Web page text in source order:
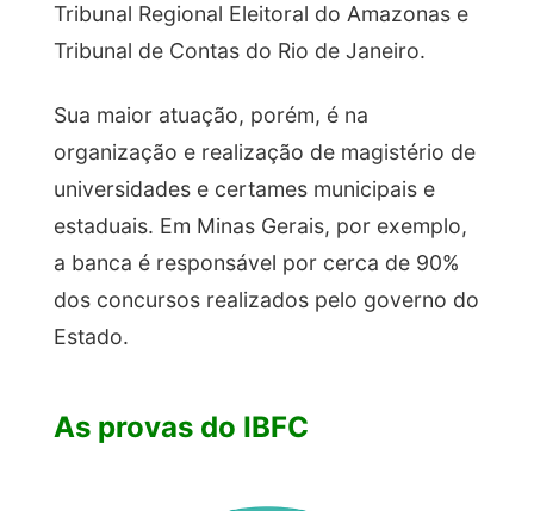
Tribunal Regional Eleitoral do Amazonas e
Tribunal de Contas do Rio de Janeiro.
Sua maior atuação, porém, é na
organização e realização de magistério de
universidades e certames municipais e
estaduais. Em Minas Gerais, por exemplo,
a banca é responsável por cerca de 90%
dos concursos realizados pelo governo do
Estado.
As provas do IBFC